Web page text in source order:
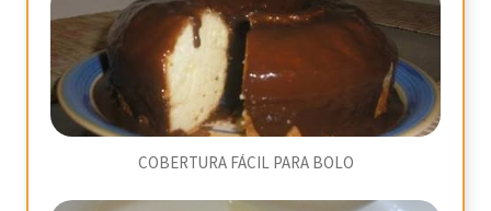
COBERTURA FÁCIL PARA BOLO